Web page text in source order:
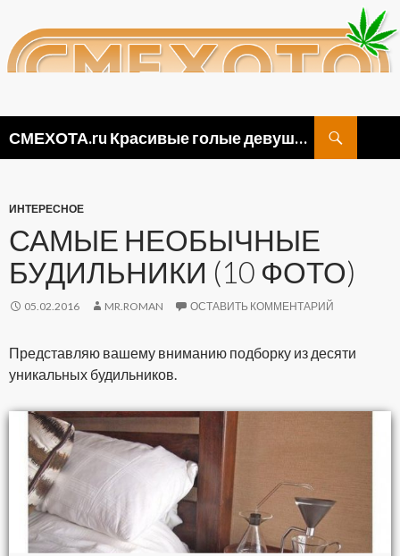
СМЕХОТА.ru Красивые голые девушки, прикольные картинки ню и видео приколы
ИНТЕРЕСНОЕ
САМЫЕ НЕОБЫЧНЫЕ
БУДИЛЬНИКИ (10 ФОТО)
05.02.2016 MR.ROMAN ОСТАВИТЬ КОММЕНТАРИЙ
Представляю вашему вниманию подборку из десяти
уникальных будильников.